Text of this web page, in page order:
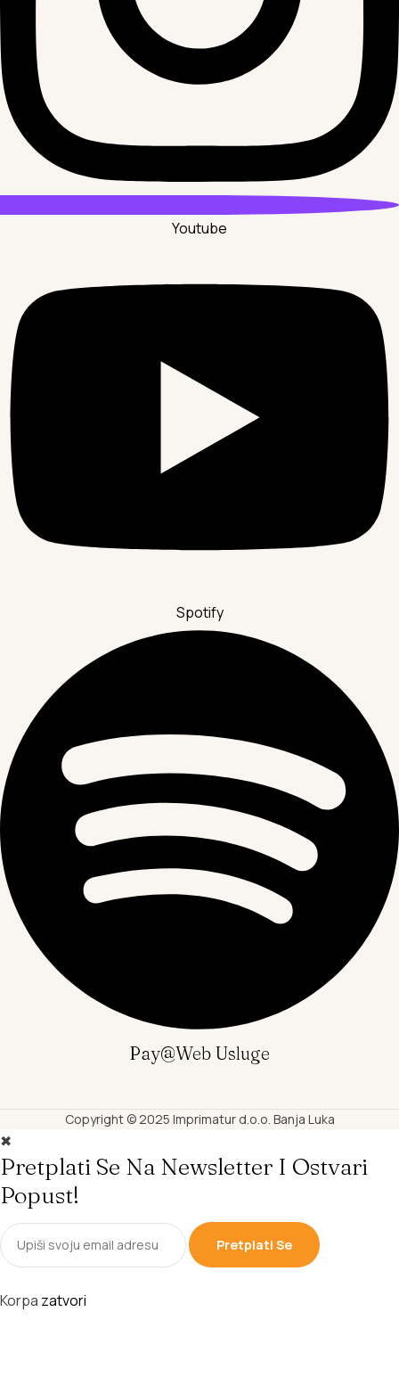
Youtube
Spotify
Pay@web Usluge
Copyright © 2025 Imprimatur d.o.o. Banja Luka
✖
Pretplati Se Na Newsletter I Ostvari
Popust!
Pretplati Se
Korpa zatvori